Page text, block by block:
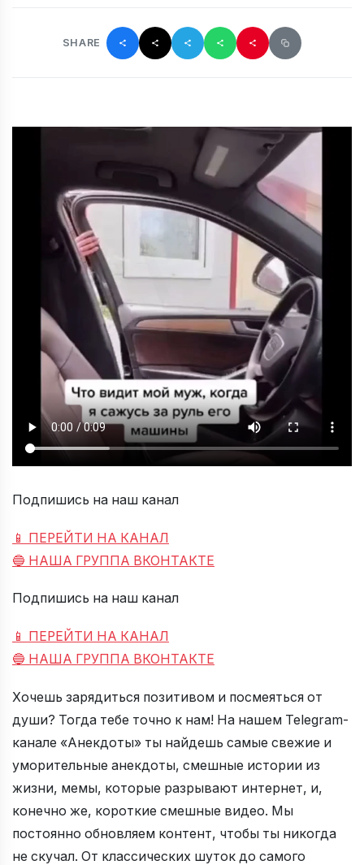
SHARE
Подпишись на наш канал
📱 ПЕРЕЙТИ НА КАНАЛ
🔵 НАША ГРУППА ВКОНТАКТЕ
Подпишись на наш канал
📱 ПЕРЕЙТИ НА КАНАЛ
🔵 НАША ГРУППА ВКОНТАКТЕ
Хочешь зарядиться позитивом и посмеяться от
души? Тогда тебе точно к нам! На нашем Telegram-
канале «Анекдоты» ты найдешь самые свежие и
уморительные анекдоты, смешные истории из
жизни, мемы, которые разрывают интернет, и,
конечно же, короткие смешные видео. Мы
постоянно обновляем контент, чтобы ты никогда
не скучал. От классических шуток до самого